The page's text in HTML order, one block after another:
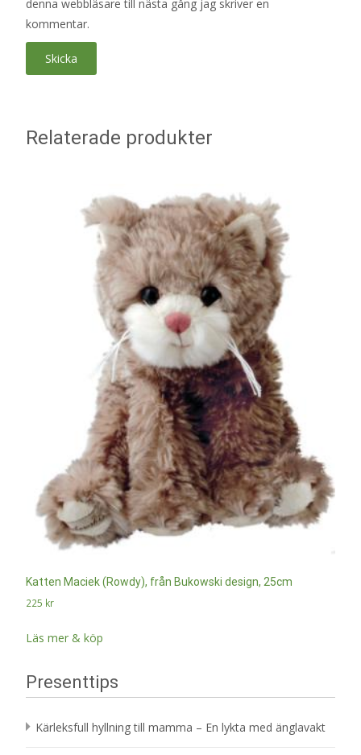
denna webbläsare till nästa gång jag skriver en
kommentar.
Relaterade produkter
Katten Maciek (Rowdy), från Bukowski design, 25cm
225 kr
Läs mer & köp
Presenttips
Kärleksfull hyllning till mamma – En lykta med änglavakt